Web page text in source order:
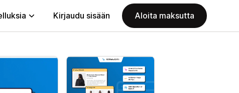
Kirjaudu sisään Aloita maksutta